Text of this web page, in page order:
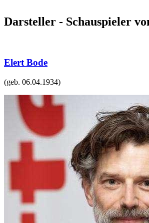
Darsteller - Schauspieler
Elert Bode
(geb. 06.04.1934)